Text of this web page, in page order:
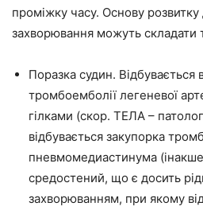
проміжку часу. Основу
захворювання можуть складати
Поразка судин. Відбувається
тромбоемболії легеневої
гілками (скор. ТЕЛА –
відбувається закупорка
пневмомедиастинума
средостений, що є досить
захворюванням, при якому